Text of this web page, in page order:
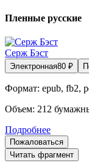
Пленные русские
Серж Бэст
Электронная80 ₽
Формат: epub, fb2,
Объем: 212
Подробнее
Пожаловаться
Читать фрагмент